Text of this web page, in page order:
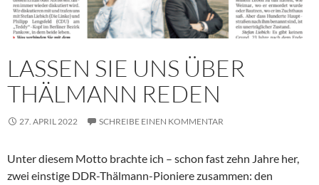
LASSEN SIE UNS ÜBER
THÄLMANN REDEN
27. APRIL 2022 SCHREIBE EINEN KOMMENTAR
Unter diesem Motto brachte ich – schon fast zehn Jahre her,
zwei einstige DDR-Thälmann-Pioniere zusammen: den